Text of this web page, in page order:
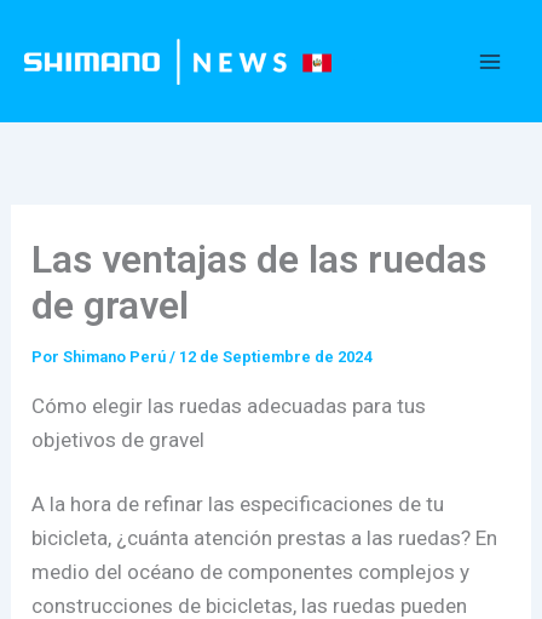
Las ventajas de las ruedas
de gravel
PorShimano Perú/ 12 de Septiembre de 2024
Cómo elegir las ruedas adecuadas para tus
objetivos de gravel
A la hora de refinar las especificaciones de tu
bicicleta, ¿cuánta atención prestas a las ruedas? En
medio del océano de componentes complejos y
construcciones de bicicletas, las ruedas pueden